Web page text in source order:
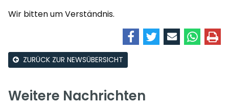
Wir bitten um Verständnis.
ZURÜCK ZUR NEWSÜBERSICHT
Weitere Nachrichten